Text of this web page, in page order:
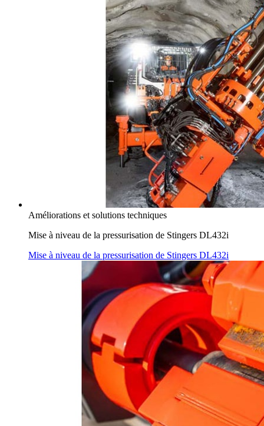
Améliorations et solutions techniques
Mise à niveau de la pressurisation de Stingers DL432i
Mise à niveau de la pressurisation de Stingers DL432i